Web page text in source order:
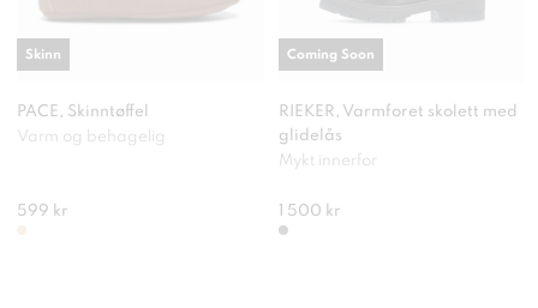
PACE, Skinntøffel
Varm og behagelig
599 kr
Skinn
RIEKER, Varmforet skolett med
glidelås
Mykt innerfor
1 500 kr
Coming Soon